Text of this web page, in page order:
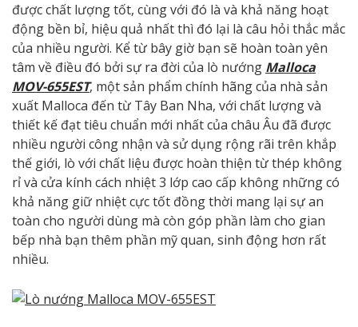
được chất lượng tốt, cùng với đó là và khả năng hoạt
động bền bỉ, hiệu quả nhất thì đó lại là câu hỏi thắc mắc
của nhiều người. Kể từ bây giờ bạn sẽ hoàn toàn yên
tâm về điều đó bởi sự ra đời của lò nướng Malloca
MOV-655EST, một sản phẩm chính hãng của nhà sản
xuất Malloca đến từ Tây Ban Nha, với chất lượng và
thiết kế đạt tiêu chuẩn mới nhất của châu Âu đã được
nhiều người công nhận và sử dụng rộng rãi trên khắp
thế giới, lò với chất liệu được hoàn thiện từ thép không
rỉ và cửa kính cách nhiệt 3 lớp cao cấp không những có
khả năng giữ nhiệt cực tốt đồng thời mang lại sự an
toàn cho người dùng mà còn góp phần làm cho gian
bếp nhà bạn thêm phần mỹ quan, sinh động hơn rất
nhiều.